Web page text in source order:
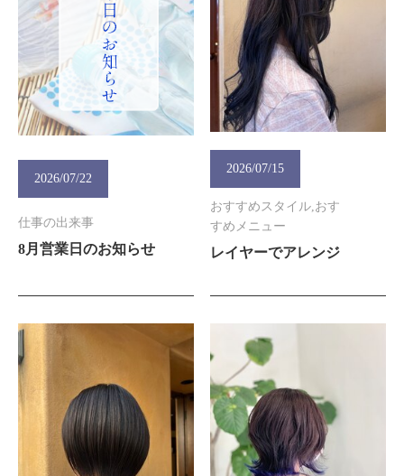
2026/07/22
仕事の出来事
8月営業日のお知らせ
2026/07/15
おすすめスタイル,おす
すめメニュー
レイヤーでアレンジ